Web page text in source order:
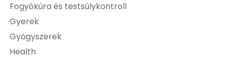
Fogyókúra és testsúlykontroll
Gyerek
Gyógyszerek
Health